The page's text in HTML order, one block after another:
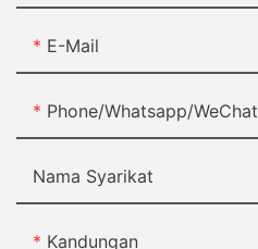
E-Mail
Phone/Whatsapp/WeChat
Nama Syarikat
Kandungan